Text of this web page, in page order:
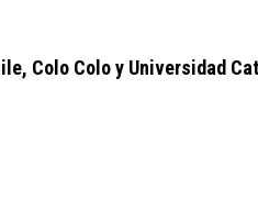
Colo Colo y Universidad